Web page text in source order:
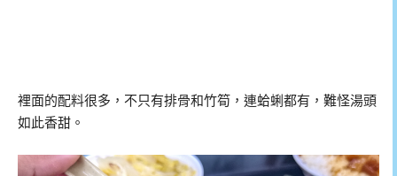
裡面的配料很多，不只有排骨和竹筍，連蛤蜊都有，難怪湯頭
如此香甜。